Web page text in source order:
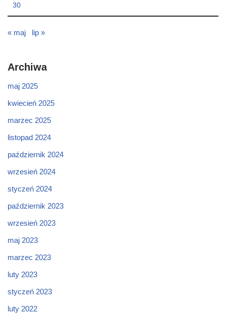
30
« maj lip »
Archiwa
maj 2025
kwiecień 2025
marzec 2025
listopad 2024
październik 2024
wrzesień 2024
styczeń 2024
październik 2023
wrzesień 2023
maj 2023
marzec 2023
luty 2023
styczeń 2023
luty 2022